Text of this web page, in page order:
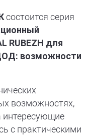
состоится серия
RUBEZH для
возможности
возможностях,
интересующие
с практическими